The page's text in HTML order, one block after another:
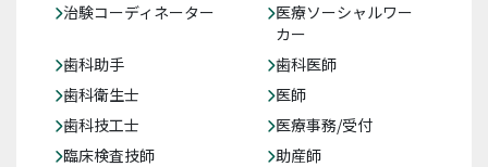
治験コーディネーター
医療ソーシャルワー
カー
歯科助手
歯科医師
歯科衛生士
医師
歯科技工士
医療事務/受付
臨床検査技師
助産師